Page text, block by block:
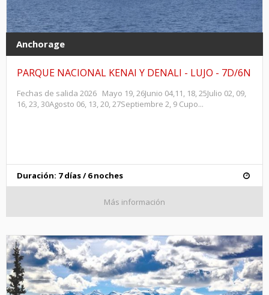
Anchorage
PARQUE NACIONAL KENAI Y DENALI - LUJO - 7D/6N
Fechas de salida 2026 Mayo 19, 26Junio 04,11, 18, 25Julio 02, 09,
16, 23, 30Agosto 06, 13, 20, 27Septiembre 2, 9 Cupo...
Duración: 7 días / 6 noches
Más información